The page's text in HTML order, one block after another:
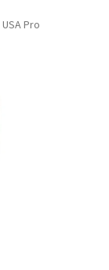
USA Pro